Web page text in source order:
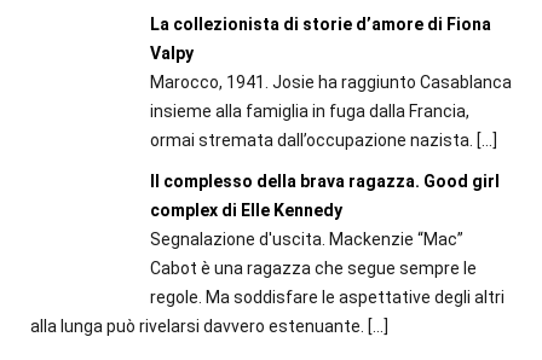
La collezionista di storie d’amore di Fiona
Valpy
Marocco, 1941. Josie ha raggiunto Casablanca
insieme alla famiglia in fuga dalla Francia,
ormai stremata dall’occupazione nazista. […]
Il complesso della brava ragazza. Good girl
complex di Elle Kennedy
Segnalazione d'uscita. Mackenzie “Mac”
Cabot è una ragazza che segue sempre le
regole. Ma soddisfare le aspettative degli altri
alla lunga può rivelarsi davvero estenuante. […]